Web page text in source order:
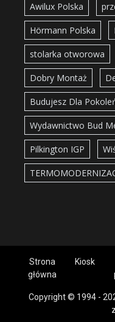
Awilux Polska
Hörmann Polska
stolarka otworowa
Dobry Montaż
Budujesz Dla
Wydawnictwo Bud
Pilkington IGP
Strona
główna
Kiosk
Copyright © 1994 -